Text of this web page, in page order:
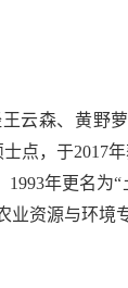
云森、黄野
点，于2017
年更名为
资源与环境